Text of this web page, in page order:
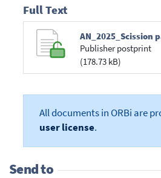
Full Text
Publisher postprint
(178.73 kB)
All documents in ORBi are
user license.
Send to